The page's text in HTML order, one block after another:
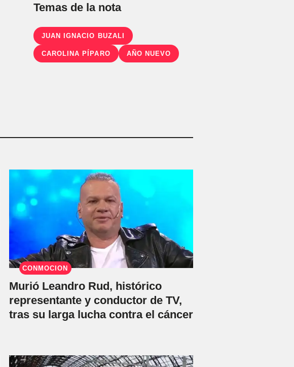
Temas de la nota
JUAN IGNACIO BUZALI
CAROLINA PÍPARO AÑO NUEVO
CONMOCIÓN
Murió Leandro Rud, histórico
representante y conductor de TV,
tras su larga lucha contra el cáncer